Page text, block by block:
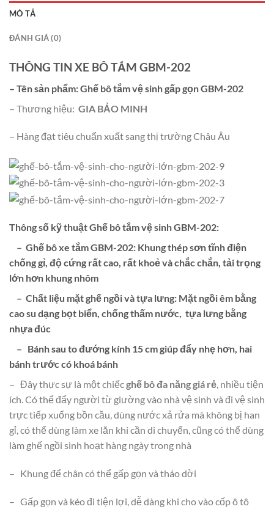
MÔ TẢ
ĐÁNH GIÁ (0)
THÔNG TIN XE BÔ TẮM GBM-202
– Tên sản phẩm:Ghế bô tắm vệ sinh gấp gọn GBM-202
– Thương hiệu: GIA BẢO MINH
– Hàng đạt tiêu chuẩn xuất sang thị trường Châu Âu
Thông số kỹ thuật Ghế bô tắm vệ sinh GBM-202:
– Ghế bô xe tắm GBM-202: Khung thép sơn tĩnh điện
chống gỉ, độ cứng rất cao, rất khoẻ và chắc chắn, tải trọng
lớn hơn khung nhôm
– Chất liệu mặt ghế ngồi và tựa lưng: Mặt ngồi êm bằng
cao su dạng bọt biển, chống thấm nước, tựa lưng bằng
nhựa đúc
– Bánh sau to đướng kính 15 cm giúp đẩy nhẹ hơn, hai
bánh trước có khoá bánh
– Đây thực sự là một chiếcghế bô đa năng giá rẻ, nhiều tiện
ích. Có thể đẩy người từ giường vào nhà vệ sinh và đi vệ sinh
trực tiếp xuống bồn cầu, dùng nước xả rửa mà không bị han
gỉ, có thể dùng làm xe lăn khi cần di chuyển, cũng có thể dùng
làm ghế ngồi sinh hoạt hàng ngày trong nhà
– Khung để chân có thể gấp gọn và tháo dời
– Gấp gọn và kéo đi tiện lợi, dễ dàng khi cho vào cốp ô tô